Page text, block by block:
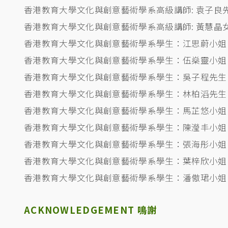
香港教育大學文化與創意藝術學系高級講師: 袁子良
香港教育大學文化與創意藝術學系高級講師: 黃慧晶
香港教育大學文化與創意藝術學系學生：江思蔚小姐
香港教育大學文化與創意藝術學系學生：伍燊靈小姐
香港教育大學文化與創意藝術學系學生：吳子程先生
香港教育大學文化與創意藝術學系學生：林柏滔先生
香港教育大學文化與創意藝術學系學生：馬芷悠小姐
香港教育大學文化與創意藝術學系學生：陳瀅丰小姐
香港教育大學文化與創意藝術學系學生：張海彤小姐
香港教育大學文化與創意藝術學系學生：葉梓欣小姐
香港教育大學文化與創意藝術學系學生：潘傲珺小姐
ACKNOWLEDGEMENT 鳴謝